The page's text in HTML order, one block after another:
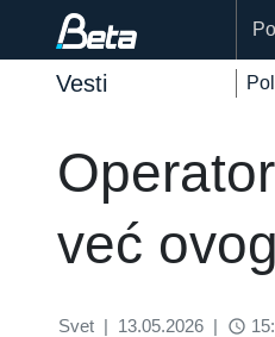
Vesti
već
Svet | 13.05.2026 | access_time